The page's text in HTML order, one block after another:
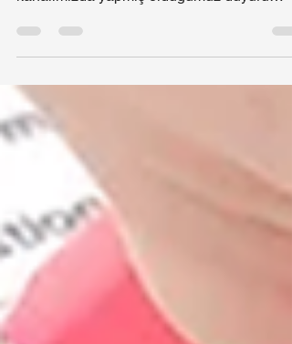
Saygıdeğer Velilerimiz, Daha önce web
sayfamız ve Facebook sosyal medya
kanalımızda yapmış olduğumuz duyuru